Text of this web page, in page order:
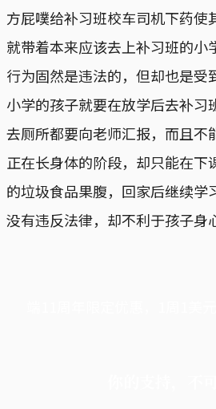
方屁噗给补习班校车司机下药使
就带着本来应该去上补习班的小
行为固然是违法的，但却也是受
小学的孩子就要在放学后去补习
去厕所都要向老师汇报，而且不
正在长身体的阶段，却只能在下
的垃圾食品果腹，回家后继续学
没有违反法律，却不利于孩子身